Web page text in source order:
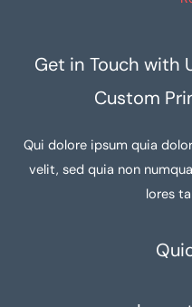
Get in Touch with
Custom
Qui dolore ipsum quia
velit, sed quia non
lores